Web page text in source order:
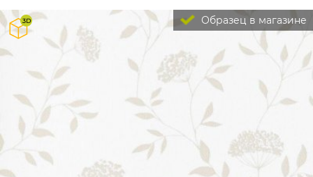
Образец в магазине